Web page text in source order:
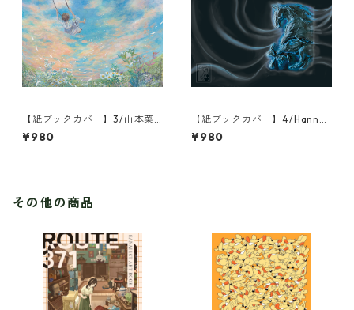
【紙ブックカバー】3/山本菜
月/たかく遠く
¥980
【紙ブックカバー】4/Hanna
Juno/Answering the Call/運
命を造る
¥980
その他の商品